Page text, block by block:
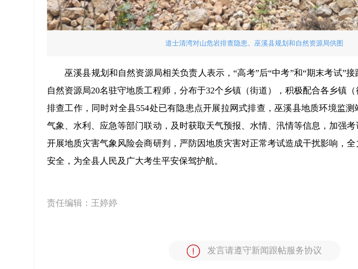
道士清湾对山危岩排查隐患。巫溪县规划和自然资源局供图
巫溪县规划和自然资源局相关负责人表示，“高考”后“中考”和“期末考试”
自然资源局20名驻守地质工程师，分布于32个乡镇（街道），积极配合各乡镇
排查工作，同时对全县554处已有隐患点开展拉网式排查，巫溪县地质环境监
气象、水利、应急等部门联动，及时获取天气预报、水情、汛情等信息，加强考
开展地质灾害气象风险会商研判，严防因地质灾害对正常考试造成干扰影响，
安全，为全县人民及广大考生平安保驾护航。
责任编辑： 王婷婷
发言请遵守新闻跟帖服务协议